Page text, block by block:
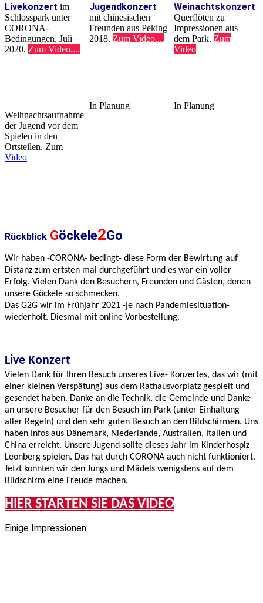
Livekonzert im
Schlosspark unter
CORONA-
Bedingungen. Juli
2020. Zum Video....
Jugendkonzert
mit chinesischen
Freunden aus Peking
2018. Zum Video....
Weinachtskonzert
Querflöten zu
Impressionen aus
dem Park. Zum
Video
Weihnachtsaufnahme
der Jugend vor dem
Spielen in den
Ortsteilen. Zum
Video
In Planung In Planung
Rückblick Göckele2Go
Wir haben -CORONA- bedingt- diese Form der Bewirtung auf
Distanz zum ertsten mal durchgeführt und es war ein voller
Erfolg. Vielen Dank den Besuchern, Freunden und Gästen, denen
unsere Göckele so schmecken.
Das G2G wir im Frühjahr 2021 -je nach Pandemiesituation-
wiederholt. Diesmal mit online Vorbestellung.
Live Konzert
Vielen Dank für Ihren Besuch unseres Live- Konzertes, das wir (mit
einer kleinen Verspätung) aus dem Rathausvorplatz gespielt und
gesendet haben. Danke an die Technik, die Gemeinde und Danke
an unsere Besucher für den Besuch im Park (unter Einhaltung
aller Regeln) und den sehr guten Besuch an den Bildschirmen. Uns
haben Infos aus Dänemark, Niederlande, Australien, Italien und
China erreicht. Unsere Jugend sollte dieses Jahr im Kinderhospiz
Leonberg spielen. Das hat durch CORONA auch nicht funktioniert.
Jetzt konnten wir den Jungs und Mädels wenigstens auf dem
Bildschirm eine Freude machen.
HIER STARTEN SIE DAS VIDEO
Einige Impressionen: